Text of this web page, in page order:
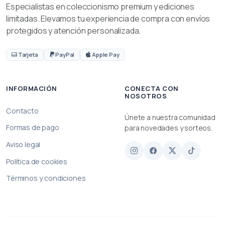
Especialistas en coleccionismo premium y ediciones
limitadas. Elevamos tu experiencia de compra con envíos
protegidos y atención personalizada.
Tarjeta PayPal Apple Pay
INFORMACIÓN
Contacto
Formas de pago
Aviso legal
Política de cookies
Términos y condiciones
CONECTA CON
NOSOTROS
Únete a nuestra comunidad
para novedades y sorteos.